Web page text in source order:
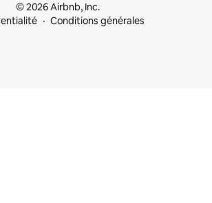
© 2026 Airbnb, Inc.
Conditions générales